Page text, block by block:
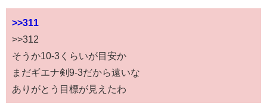
>>311
>>312
そうか10-3くらいが目安か
まだギエナ剣9-3だから遠いな
ありがとう目標が見えたわ